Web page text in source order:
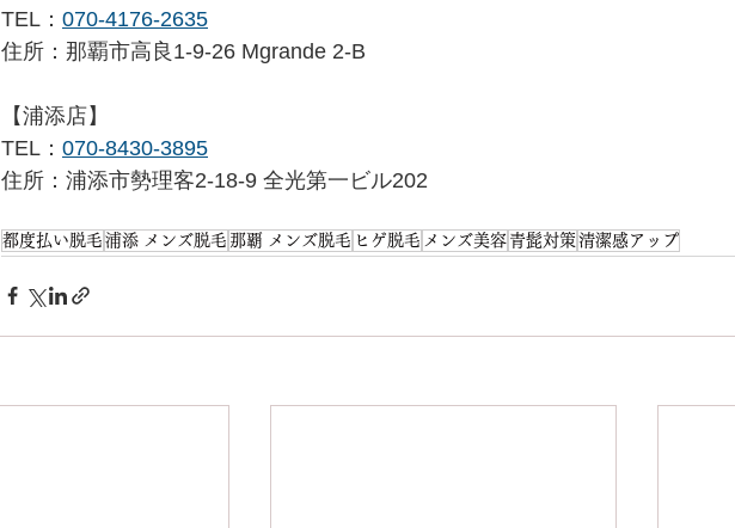
TEL： 070-4176-2635
住所：那覇市高良1-9-26 Mgrande 2-B
【浦添店】
TEL： 070-8430-3895
住所：浦添市勢理客2-18-9 全光第一ビル202
都度払い脱毛 浦添 メンズ脱毛 那覇 メンズ脱毛 ヒゲ脱毛 メンズ美容 青髭対策 清潔感アップ